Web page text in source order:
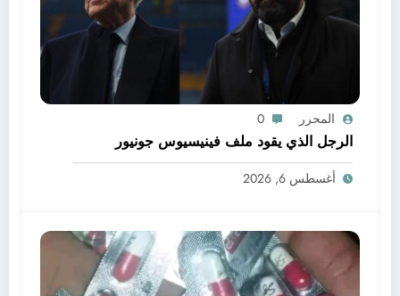
المحرر 0
الرجل الذي يقود ملف فينيسيوس جونيور
أغسطس 6, 2026